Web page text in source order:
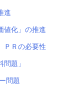
進
値化」の推進
ＰＲの必要性
題」
問題